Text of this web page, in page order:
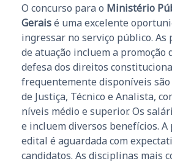
O concurso para o Ministério
Geraisé uma excelente
ingressar no serviço público. As
de atuação incluem a promoção
defesa dos direitos
frequentemente disponíveis
de Justiça, Técnico e Analista,
níveis médio e superior. Os
e incluem diversos benefícios. A
edital é aguardada com
candidatos. As disciplinas mais